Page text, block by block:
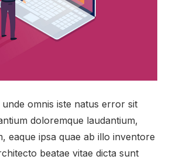
omnis iste natus error sit
doloremque laudantium,
eaque ipsa quae ab illo inventore
beatae vitae dicta sunt